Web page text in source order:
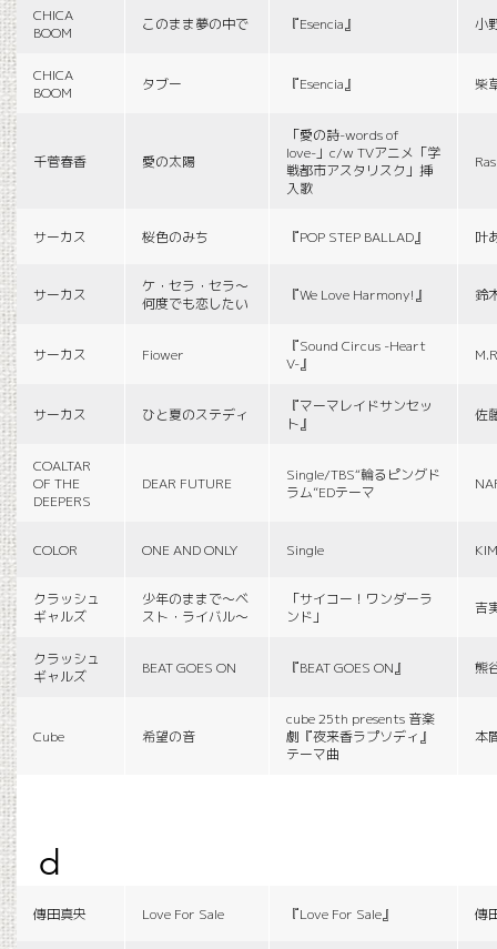
CHICA
BOOM
このまま夢の中で 『Esencia』 小
CHICA
BOOM
タブー 『Esencia』 柴
千菅春香 愛の太陽
「愛の詩-words of
love-」c/w TVアニメ「学
戦都市アスタリスク」挿
入歌
サーカス 桜色のみち 『POP STEP BALLAD』 叶
サーカス
ケ・セラ・セラ〜
何度でも恋したい
『We Love Harmony!』 鈴
サーカス Fiower
『Sound Circus -Heart
V-』
サーカス ひと夏のステディ
『マーマレイドサンセッ
ト』
佐
COALTAR
OF THE
DEEPERS
DEAR FUTURE
Single/TBS“輪るピングド
ラム”EDテーマ
COLOR ONE AND ONLY Single
クラッシュ
ギャルズ
少年のままで〜ベ
スト・ライバル〜
「サイコー！ワンダーラ
ンド」
吉
クラッシュ
ギャルズ
BEAT GOES ON 『BEAT GOES ON』 熊
Cube 希望の音
cube 25th presents 音楽
劇『夜来香ラプソディ』
テーマ曲
本
d
傳田真央 Love For Sale 『Love For Sale』 傳